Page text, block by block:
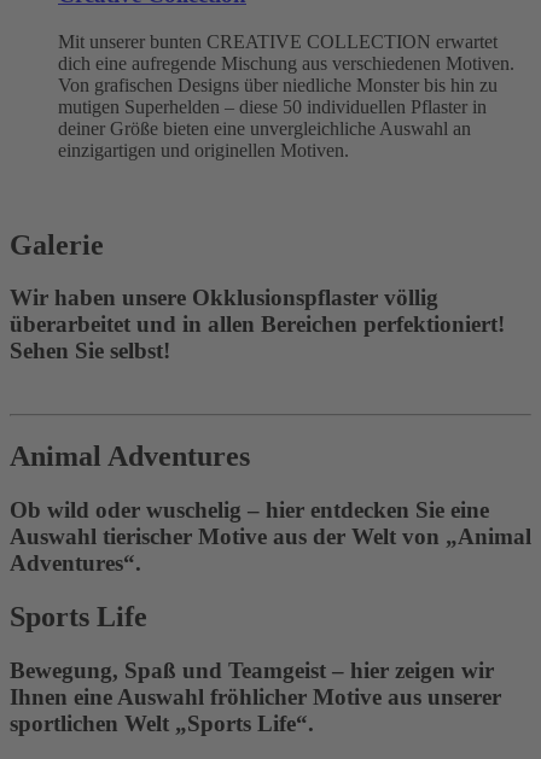
Mit unserer bunten CREATIVE COLLECTION erwartet
dich eine aufregende Mischung aus verschiedenen Motiven.
Von grafischen Designs über niedliche Monster bis hin zu
mutigen Superhelden – diese 50 individuellen Pflaster in
deiner Größe bieten eine unvergleichliche Auswahl an
einzigartigen und originellen Motiven.
Galerie
Wir haben unsere Okklusionspflaster völlig
überarbeitet und in allen Bereichen perfektioniert!
Sehen Sie selbst!
Animal Adventures
Ob wild oder wuschelig – hier entdecken Sie eine
Auswahl tierischer Motive aus der Welt von „Animal
Adventures“.
Sports Life
Bewegung, Spaß und Teamgeist – hier zeigen wir
Ihnen eine Auswahl fröhlicher Motive aus unserer
sportlichen Welt „Sports Life“.